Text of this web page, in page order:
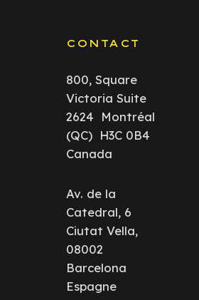
CONTACT
800, Square
Victoria Suite
2624 Montréal
(QC) H3C 0B4
Canada
Av. de la
Catedral, 6
Ciutat Vella,
08002
Barcelona
Espagne